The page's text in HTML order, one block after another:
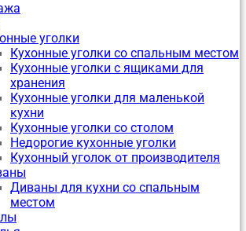
уголки
Кухонные уголки со спальным местом
Кухонные уголки с ящиками для
хранения
Кухонные уголки для маленькой
кухни
Кухонные уголки со столом
Недорогие кухонные уголки
Кухонный уголок от производителя
Диваны для кухни со спальным
местом